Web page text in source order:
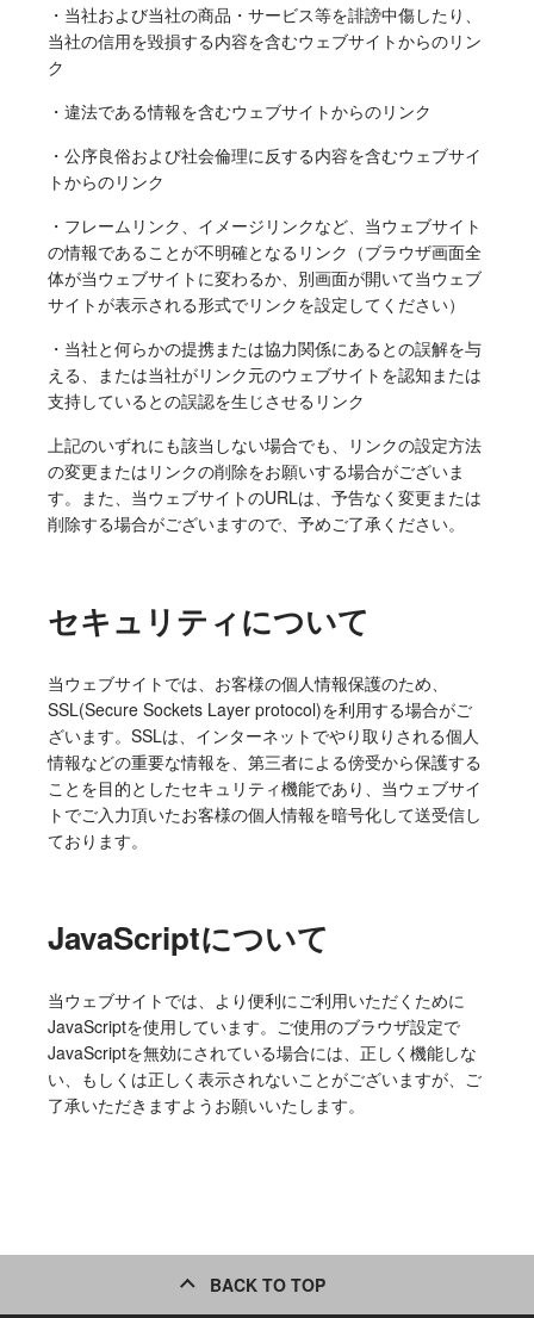
・当社および当社の商品・サービス等を誹謗中傷したり、
当社の信用を毀損する内容を含むウェブサイトからのリン
ク
・違法である情報を含むウェブサイトからのリンク
・公序良俗および社会倫理に反する内容を含むウェブサイ
トからのリンク
・フレームリンク、イメージリンクなど、当ウェブサイト
の情報であることが不明確となるリンク（ブラウザ画面全
体が当ウェブサイトに変わるか、別画面が開いて当ウェブ
サイトが表示される形式でリンクを設定してください）
・当社と何らかの提携または協力関係にあるとの誤解を与
える、または当社がリンク元のウェブサイトを認知または
支持しているとの誤認を生じさせるリンク
上記のいずれにも該当しない場合でも、リンクの設定方法
の変更またはリンクの削除をお願いする場合がございま
す。また、当ウェブサイトのURLは、予告なく変更または
削除する場合がございますので、予めご了承ください。
セキュリティについて
当ウェブサイトでは、お客様の個人情報保護のため、
SSL(Secure Sockets Layer protocol)を利用する場合がご
ざいます。SSLは、インターネットでやり取りされる個人
情報などの重要な情報を、第三者による傍受から保護する
ことを目的としたセキュリティ機能であり、当ウェブサイ
トでご入力頂いたお客様の個人情報を暗号化して送受信し
ております。
JavaScriptについて
当ウェブサイトでは、より便利にご利用いただくために
JavaScriptを使用しています。ご使用のブラウザ設定で
JavaScriptを無効にされている場合には、正しく機能しな
い、もしくは正しく表示されないことがございますが、ご
了承いただきますようお願いいたします。
BACK TO TOP